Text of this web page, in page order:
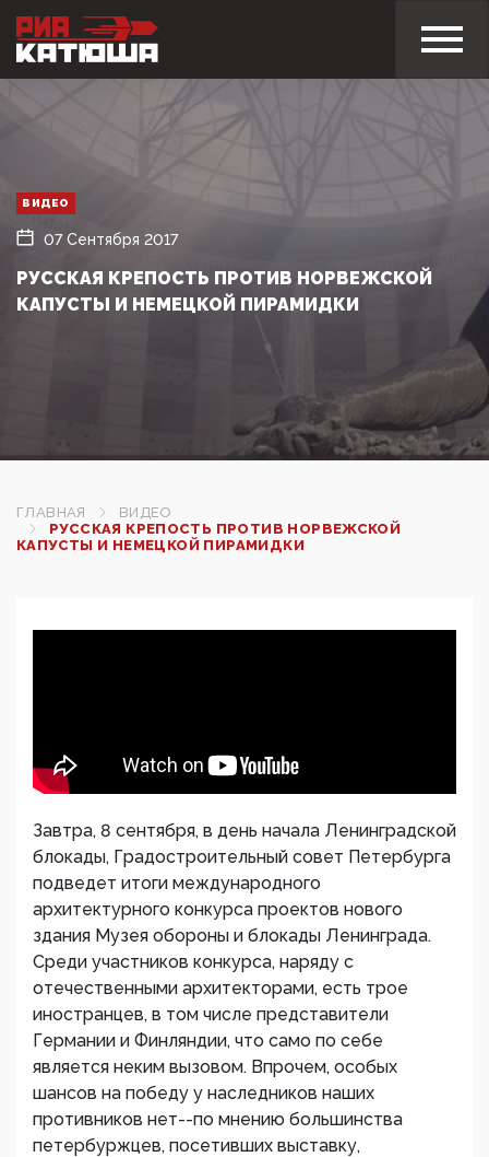
ВИДЕО
07 Сентября 2017
РУССКАЯ КРЕПОСТЬ ПРОТИВ НОРВЕЖСКОЙ
КАПУСТЫ И НЕМЕЦКОЙ ПИРАМИДКИ
ГЛАВНАЯ
ВИДЕО
РУССКАЯ КРЕПОСТЬ ПРОТИВ НОРВЕЖСКОЙ
КАПУСТЫ И НЕМЕЦКОЙ ПИРАМИДКИ
Завтра, 8 сентября, в день начала Ленинградской
блокады, Градостроительный совет Петербурга
подведет итоги международного
архитектурного конкурса проектов нового
здания Музея обороны и блокады Ленинграда.
Среди участников конкурса, наряду с
отечественными архитекторами, есть трое
иностранцев, в том числе представители
Германии и Финляндии, что само по себе
является неким вызовом. Впрочем, особых
шансов на победу у наследников наших
противников нет--по мнению большинства
петербуржцев, посетивших выставку,